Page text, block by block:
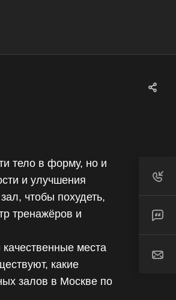
тело в форму, но и
и улучшения
чтобы похудеть,
тренажёров и
места
какие
залов в Москве по